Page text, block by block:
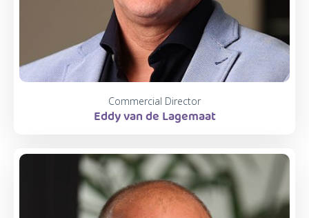
Commercial Director
Eddy van de Lagemaat